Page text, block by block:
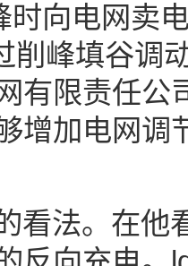
时向电网卖
削峰填谷调
有限责任公
增加电网调
看法。在他